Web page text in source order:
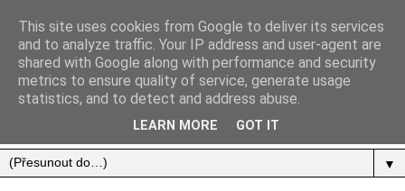
Jídlo, cestování, život.
▼
This site uses cookies from Google to deliver its services
and to analyze traffic. Your IP address and user-agent are
shared with Google along with performance and security
metrics to ensure quality of service, generate usage
statistics, and to detect and address abuse.
LEARN MORE GOT IT